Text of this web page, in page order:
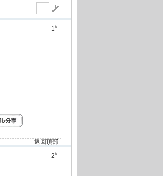
1#
返回頂部
2#